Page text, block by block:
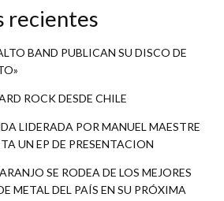
recientes
BAND PUBLICAN SU DISCO DE
ROCK DESDE CHILE
LIDERADA POR MANUEL MAESTRE
UN EP DE PRESENTACION
SE RODEA DE LOS MEJORES
METAL DEL PAÍS EN SU PRÓXIMA